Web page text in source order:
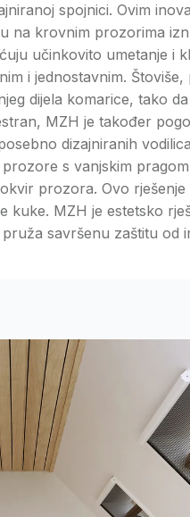
spojnici. Ovim
na krovnim prozorima
učinkovito umetanje i
i jednostavnim.
dijela komarice, tako
MZH je također
dizajniranih
prozore s vanjskim
prozora. Ovo
kuke. MZH je estetsko
savršenu zaštitu od